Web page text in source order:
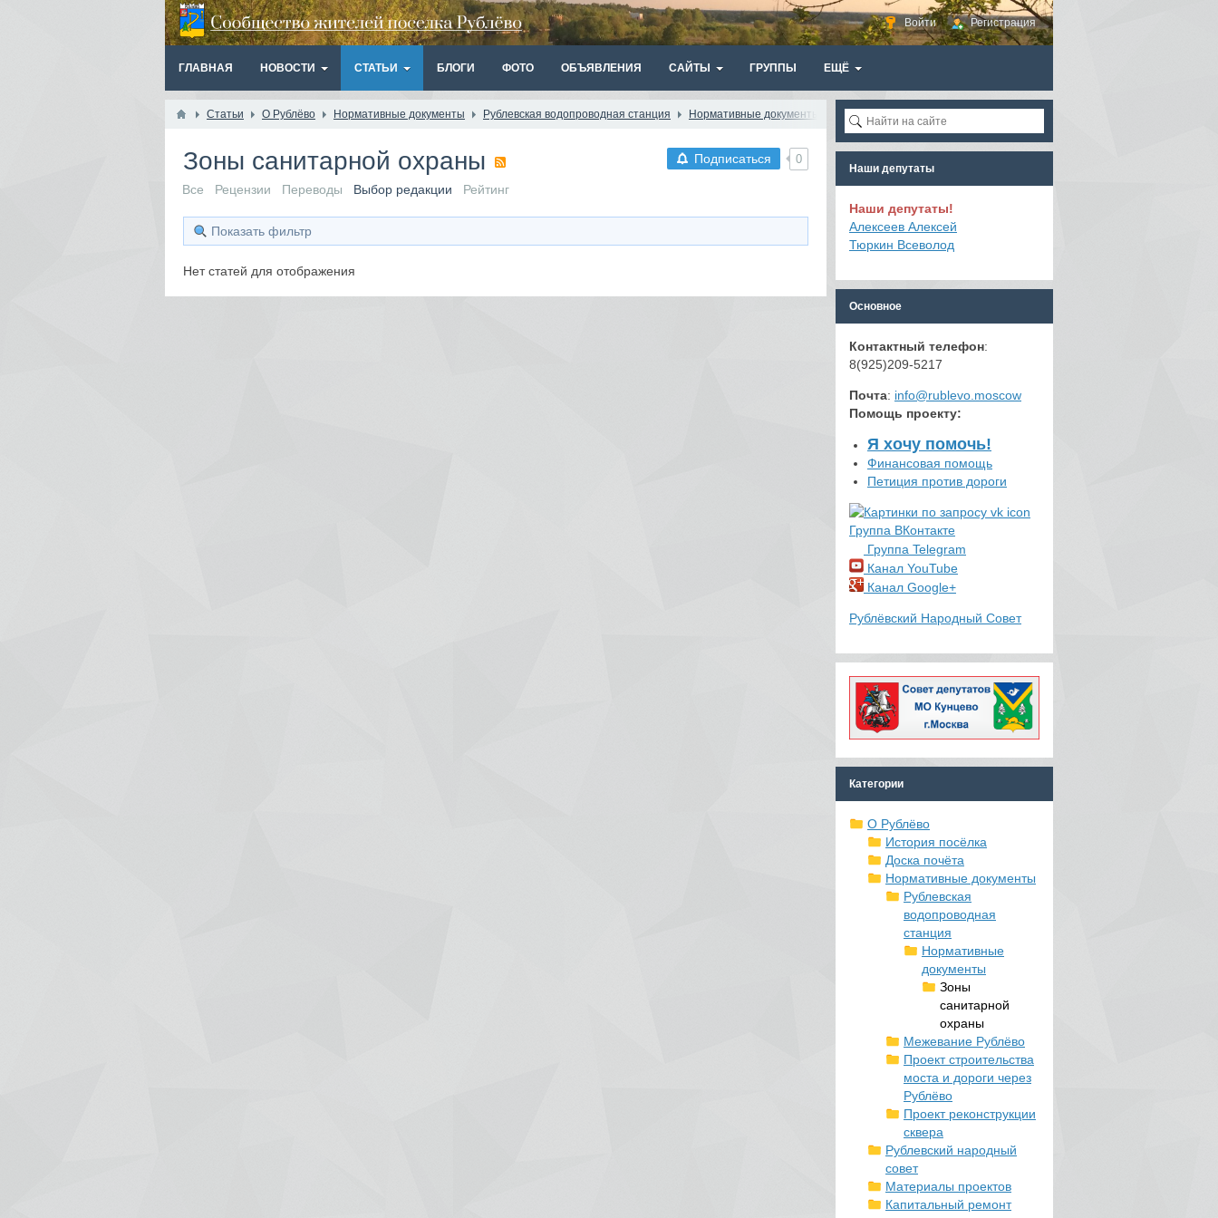
Войти Регистрация
ГЛАВНАЯ НОВОСТИ СТАТЬИ БЛОГИ ФОТО ОБЪЯВЛЕНИЯ САЙТЫ ГРУППЫ ЕЩЁ
Статьи О Рублёво Нормативные документы Рублевская водопроводная станция Нормативные документы Зоны санитарной охраны
Подписаться 0
Зоны санитарной охраны
Все Рецензии Переводы Выбор редакции Рейтинг
Показать фильтр
Нет статей для отображения
Наши депутаты
Наши депутаты!
Алексеев Алексей
Тюркин Всеволод
Основное
Контактный телефон:
8(925)209-5217
Почта: info@rublevo.moscow
Помощь проекту:
Я хочу помочь!
Финансовая помощь
Петиция против дороги
Группа ВКонтакте
Группа Telegram
Канал YouTube
Канал Google+
Рублёвский Народный Совет
Категории
О Рублёво
История посёлка
Доска почёта
Нормативные документы
Рублевская
водопроводная
станция
Нормативные
документы
Зоны
санитарной
охраны
Межевание Рублёво
Проект строительства
моста и дороги через
Рублёво
Проект реконструкции
сквера
Рублевский народный
совет
Материалы проектов
Капитальный ремонт